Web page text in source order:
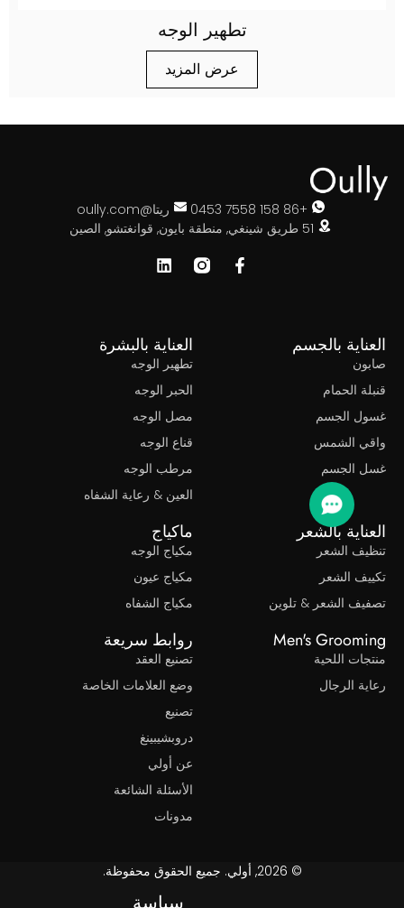
تطهير الوجه
عرض المزيد
ريتا@oully.com
بالجسم
الحمام
الجسم
الشمس
الجسم
العناية بالبشرة
تطهير الوجه
الحبر الوجه
مصل الوجه
قناع الوجه
مرطب الوجه
العين & رعاية الشفاه
بالشعر
الشعر
الشعر
الشعر & تلوين
ماكياج
مكياج الوجه
مكياج عيون
مكياج الشفاه
Men's
اللحية
الرجال
روابط سريعة
تصنيع العقد
وضع العلامات الخاصة
دروبشيبينغ
عن أولي
الأسئلة الشائعة
مدونات